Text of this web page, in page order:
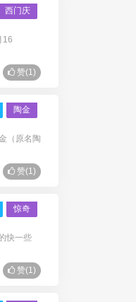
西门庆
16
赞(1)
陶金
（原名陶
赞(1)
惊奇
快一些
赞(1)